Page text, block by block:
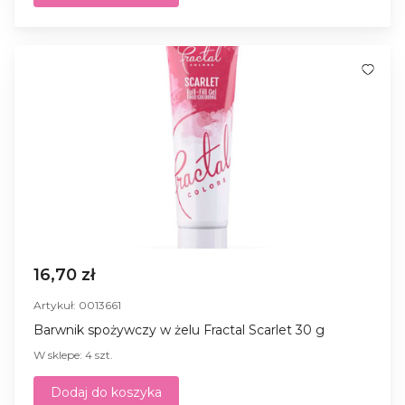
16,70 zł
Artykuł: 0013661
Barwnik spożywczy w żelu Fractal Scarlet 30 g
W sklepe: 4 szt.
Dodaj do koszyka